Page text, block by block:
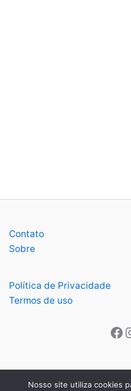
Contato
Sobre
Política de Privacidade
Termos de uso
Nosso site utiliza cookies